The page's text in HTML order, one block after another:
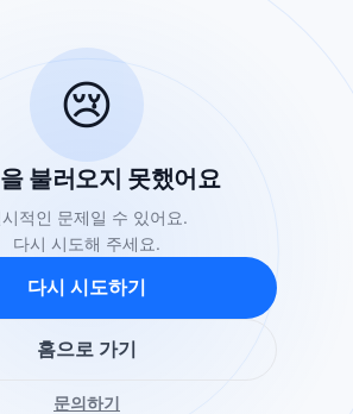
😢
불러오지 못했어요
시적인 문제일 수 있어요.
다시 시도해 주세요.
다시 시도하기
홈으로 가기
문의하기